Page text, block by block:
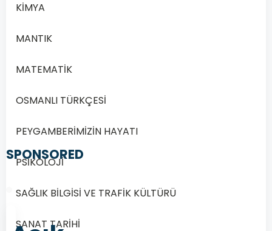
SPONSORED
KİMYA
MANTIK
MATEMATİK
OSMANLI TÜRKÇESİ
PEYGAMBERİMİZİN HAYATI
PSİKOLOJİ
SAĞLIK BİLGİSİ VE TRAFİK KÜLTÜRÜ
SANAT TARİHİ